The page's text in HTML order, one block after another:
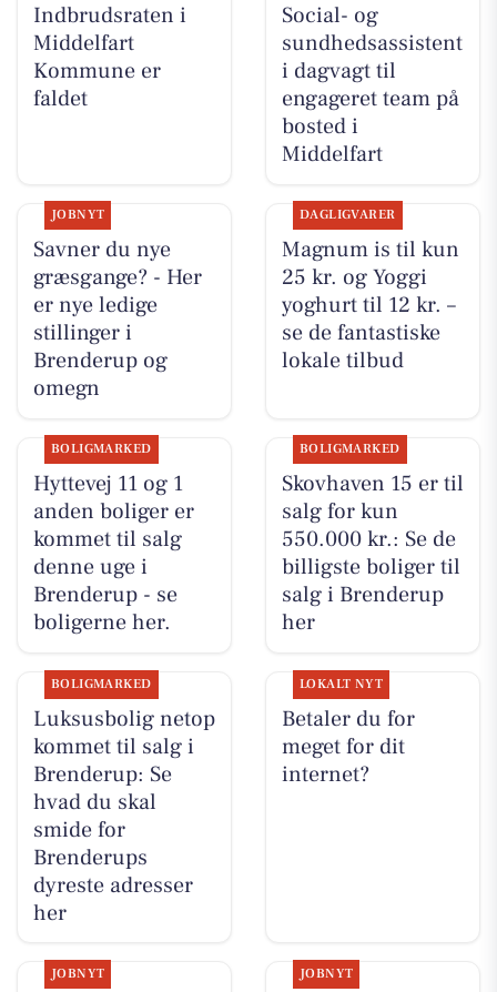
Indbrudsraten i
Middelfart
Kommune er
faldet
Social- og
sundhedsassistent
i dagvagt til
engageret team på
bosted i
Middelfart
JOBNYT
Savner du nye
græsgange? - Her
er nye ledige
stillinger i
Brenderup og
omegn
DAGLIGVARER
Magnum is til kun
25 kr. og Yoggi
yoghurt til 12 kr. –
se de fantastiske
lokale tilbud
BOLIGMARKED
Hyttevej 11 og 1
anden boliger er
kommet til salg
denne uge i
Brenderup - se
boligerne her.
BOLIGMARKED
Skovhaven 15 er til
salg for kun
550.000 kr.: Se de
billigste boliger til
salg i Brenderup
her
BOLIGMARKED
Luksusbolig netop
kommet til salg i
Brenderup: Se
hvad du skal
smide for
Brenderups
dyreste adresser
her
LOKALT NYT
Betaler du for
meget for dit
internet?
JOBNYT JOBNYT